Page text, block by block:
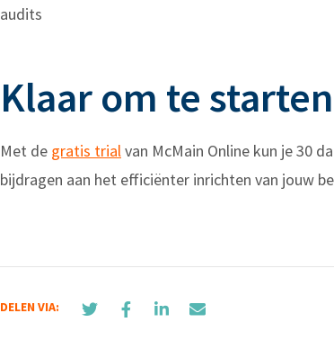
audits
Klaar om te
Met de gratis trialvan McMain Online kun je 30
bijdragen aan het efficiënter inrichten van jouw
DELEN VIA: